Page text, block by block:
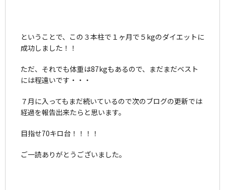
ということで、この３本柱で１ヶ月で５kgのダイエットに
成功しました！！
ただ、それでも体重は87kgもあるので、まだまだベスト
には程遠いです・・・
７月に入ってもまだ続いているので次のブログの更新では
経過を報告出来たらと思います。
目指せ70キロ台！！！！
ご一読ありがとうございました。